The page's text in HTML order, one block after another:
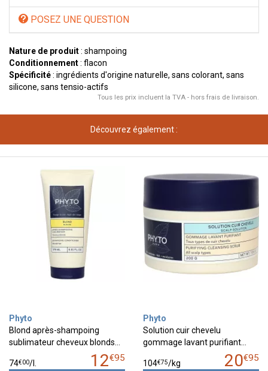
POSEZ UNE QUESTION
Nature de produit: shampoing
Conditionnement: flacon
Spécificité: ingrédients d'origine naturelle, sans colorant, sans
silicone, sans tensio-actifs
Tous les prix incluent la TVA - hors frais de livraison.
Découvrez également :
Phyto
Blond après-shampoing
sublimateur cheveux blonds…
12€95
74€00/
Phyto
Solution cuir chevelu
gommage lavant purifiant…
20€95
104€75/kg